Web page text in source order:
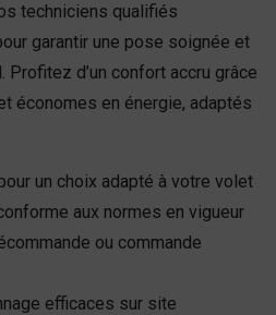
techniciens qualifiés
garantir une pose soignée et
Profitez d’un confort accru grâce
économes en énergie, adaptés
un choix adapté à votre volet
aux normes en vigueur
ou commande
efficaces sur site